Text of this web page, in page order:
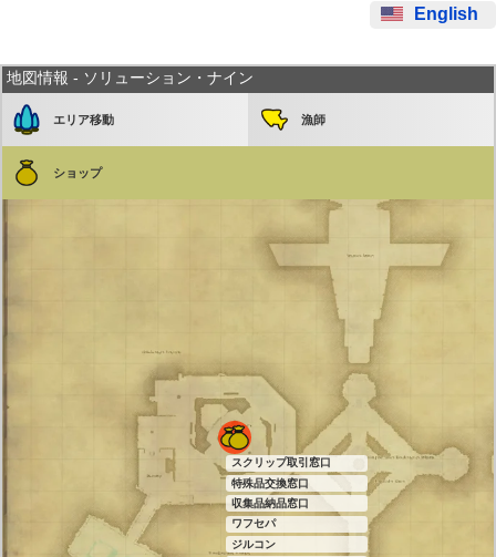
English
地図情報 - ソリューション・ナイン
エリア移動 漁師
ショップ
スクリップ取引窓口
特殊品交換窓口
収集品納品窓口
ワフセパ
ジルコン